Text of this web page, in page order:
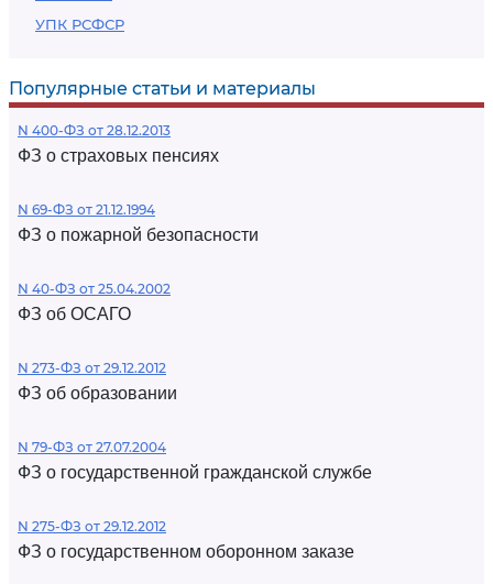
УПК РСФСР
Популярные статьи и материалы
N 400-ФЗ от 28.12.2013
ФЗ о страховых пенсиях
N 69-ФЗ от 21.12.1994
ФЗ о пожарной безопасности
N 40-ФЗ от 25.04.2002
ФЗ об ОСАГО
N 273-ФЗ от 29.12.2012
ФЗ об образовании
N 79-ФЗ от 27.07.2004
ФЗ о государственной гражданской службе
N 275-ФЗ от 29.12.2012
ФЗ о государственном оборонном заказе